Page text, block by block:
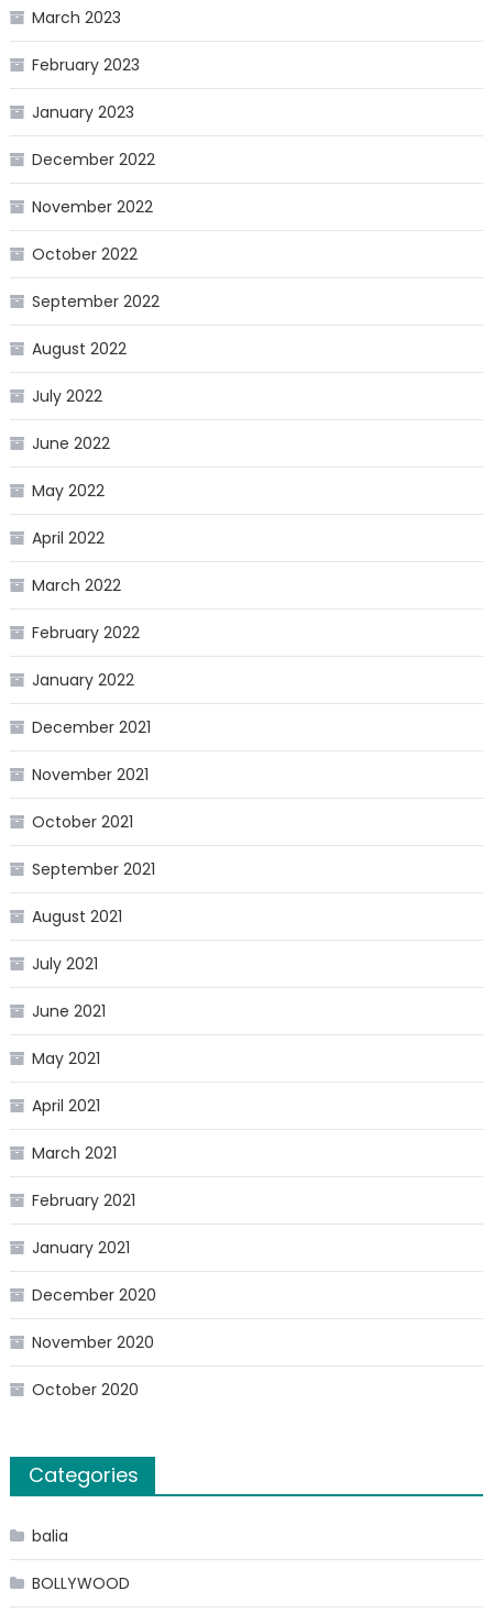
March 2023
February 2023
January 2023
December 2022
November 2022
October 2022
September 2022
August 2022
July 2022
June 2022
May 2022
April 2022
March 2022
February 2022
January 2022
December 2021
November 2021
October 2021
September 2021
August 2021
July 2021
June 2021
May 2021
April 2021
March 2021
February 2021
January 2021
December 2020
November 2020
October 2020
Categories
balia
BOLLYWOOD